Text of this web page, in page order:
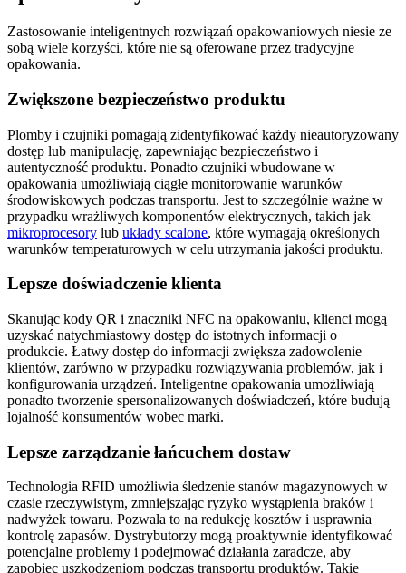
Zastosowanie inteligentnych rozwiązań opakowaniowych niesie ze
sobą wiele korzyści, które nie są oferowane przez tradycyjne
opakowania.
Zwiększone bezpieczeństwo produktu
Plomby i czujniki pomagają zidentyfikować każdy nieautoryzowany
dostęp lub manipulację, zapewniając bezpieczeństwo i
autentyczność produktu. Ponadto czujniki wbudowane w
opakowania umożliwiają ciągłe monitorowanie warunków
środowiskowych podczas transportu. Jest to szczególnie ważne w
przypadku wrażliwych komponentów elektrycznych, takich jak
mikroprocesory lub układy scalone, które wymagają określonych
warunków temperaturowych w celu utrzymania jakości produktu.
Lepsze doświadczenie klienta
Skanując kody QR i znaczniki NFC na opakowaniu, klienci mogą
uzyskać natychmiastowy dostęp do istotnych informacji o
produkcie. Łatwy dostęp do informacji zwiększa zadowolenie
klientów, zarówno w przypadku rozwiązywania problemów, jak i
konfigurowania urządzeń. Inteligentne opakowania umożliwiają
ponadto tworzenie spersonalizowanych doświadczeń, które budują
lojalność konsumentów wobec marki.
Lepsze zarządzanie łańcuchem dostaw
Technologia RFID umożliwia śledzenie stanów magazynowych w
czasie rzeczywistym, zmniejszając ryzyko wystąpienia braków i
nadwyżek towaru. Pozwala to na redukcję kosztów i usprawnia
kontrolę zapasów. Dystrybutorzy mogą proaktywnie identyfikować
potencjalne problemy i podejmować działania zaradcze, aby
zapobiec uszkodzeniom podczas transportu produktów. Takie